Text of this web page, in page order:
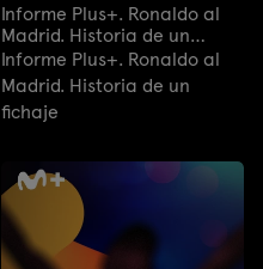
Informe Plus+. Ronaldo al
Madrid. Historia de un
fichaje
Informe Plus+. Ronaldo al
Madrid. Historia de un
fichaje